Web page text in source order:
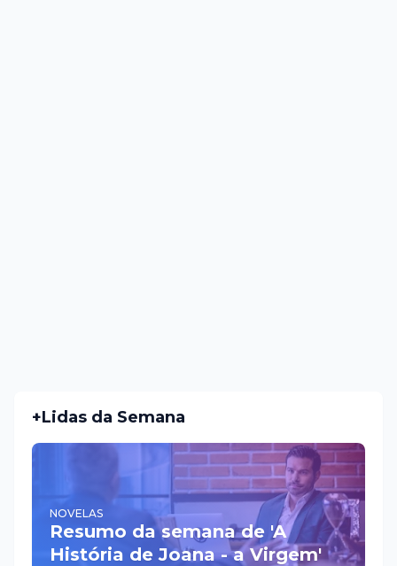
+Lidas da Semana
NOVELAS
Resumo da semana de 'A
História de Joana - a Virgem'